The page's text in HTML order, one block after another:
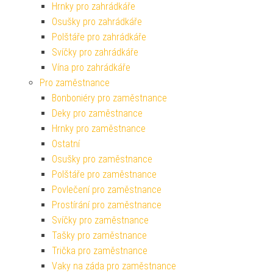
Hrnky pro zahrádkáře
Osušky pro zahrádkáře
Polštáře pro zahrádkáře
Svíčky pro zahrádkáře
Vína pro zahrádkáře
Pro zaměstnance
Bonboniéry pro zaměstnance
Deky pro zaměstnance
Hrnky pro zaměstnance
Ostatní
Osušky pro zaměstnance
Polštáře pro zaměstnance
Povlečení pro zaměstnance
Prostírání pro zaměstnance
Svíčky pro zaměstnance
Tašky pro zaměstnance
Trička pro zaměstnance
Vaky na záda pro zaměstnance